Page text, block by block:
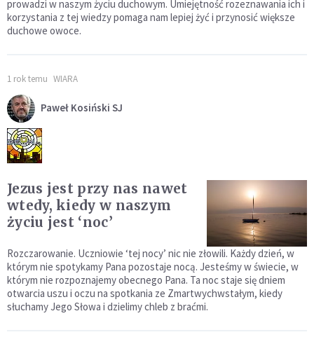
prowadzi w naszym życiu duchowym. Umiejętność rozeznawania ich i
korzystania z tej wiedzy pomaga nam lepiej żyć i przynosić większe
duchowe owoce.
1 rok temu WIARA
Paweł Kosiński SJ
Jezus jest przy nas nawet
wtedy, kiedy w naszym
życiu jest ‘noc’
Rozczarowanie. Uczniowie ‘tej nocy’ nic nie złowili. Każdy dzień, w
którym nie spotykamy Pana pozostaje nocą. Jesteśmy w świecie, w
którym nie rozpoznajemy obecnego Pana. Ta noc staje się dniem
otwarcia uszu i oczu na spotkania ze Zmartwychwstałym, kiedy
słuchamy Jego Słowa i dzielimy chleb z braćmi.